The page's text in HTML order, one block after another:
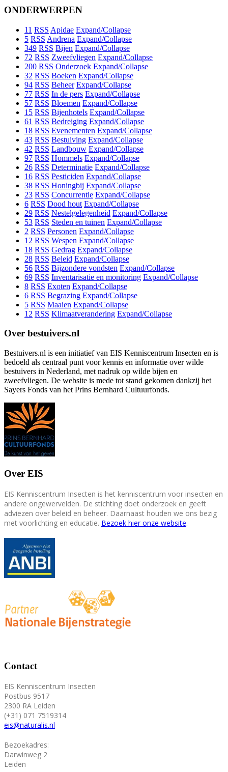
ONDERWERPEN
11 RSS Apidae Expand/Collapse
5 RSS Andrena Expand/Collapse
349 RSS Bijen Expand/Collapse
72 RSS Zweefvliegen Expand/Collapse
200 RSS Onderzoek Expand/Collapse
32 RSS Boeken Expand/Collapse
94 RSS Beheer Expand/Collapse
77 RSS In de pers Expand/Collapse
57 RSS Bloemen Expand/Collapse
15 RSS Bijenhotels Expand/Collapse
61 RSS Bedreiging Expand/Collapse
18 RSS Evenementen Expand/Collapse
43 RSS Bestuiving Expand/Collapse
42 RSS Landbouw Expand/Collapse
97 RSS Hommels Expand/Collapse
26 RSS Determinatie Expand/Collapse
16 RSS Pesticiden Expand/Collapse
38 RSS Honingbij Expand/Collapse
23 RSS Concurrentie Expand/Collapse
6 RSS Dood hout Expand/Collapse
29 RSS Nestelgelegenheid Expand/Collapse
53 RSS Steden en tuinen Expand/Collapse
2 RSS Personen Expand/Collapse
12 RSS Wespen Expand/Collapse
18 RSS Gedrag Expand/Collapse
28 RSS Beleid Expand/Collapse
56 RSS Bijzondere vondsten Expand/Collapse
69 RSS Inventarisatie en monitoring Expand/Collapse
8 RSS Exoten Expand/Collapse
6 RSS Begrazing Expand/Collapse
5 RSS Maaien Expand/Collapse
12 RSS Klimaatverandering Expand/Collapse
Over bestuivers.nl
Bestuivers.nl is een initiatief van EIS Kenniscentrum Insecten en is
bedoeld als centraal punt voor kennis en informatie over wilde
bestuivers in Nederland, met nadruk op wilde bijen en
zweefvliegen. De website is mede tot stand gekomen dankzij het
Sayers Fonds van het Prins Bernhard Cultuurfonds.
Over EIS
EIS Kenniscentrum Insecten is het kenniscentrum voor insecten en
andere ongewervelden. De stichting doet onderzoek en geeft
adviezen over beleid en beheer. Daarnaast houden we ons bezig
met voorlichting en educatie. Bezoek hier onze website.
Contact
EIS Kenniscentrum Insecten
Postbus 9517
2300 RA Leiden
(+31) 071 7519314
eis@naturalis.nl
Bezoekadres:
Darwinweg 2
Leiden